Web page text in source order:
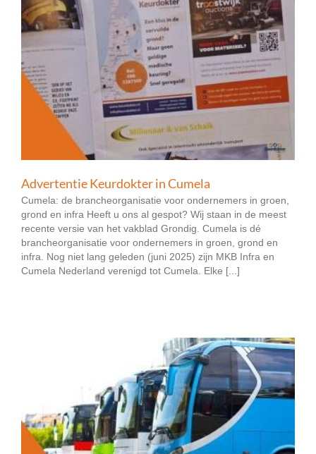
Advertentie Keurdokter in Cumela
Cumela: de brancheorganisatie voor ondernemers in groen,
grond en infra Heeft u ons al gespot? Wij staan in de meest
recente versie van het vakblad Grondig. Cumela is dé
brancheorganisatie voor ondernemers in groen, grond en
infra. Nog niet lang geleden (juni 2025) zijn MKB Infra en
Cumela Nederland verenigd tot Cumela. Elke [...]